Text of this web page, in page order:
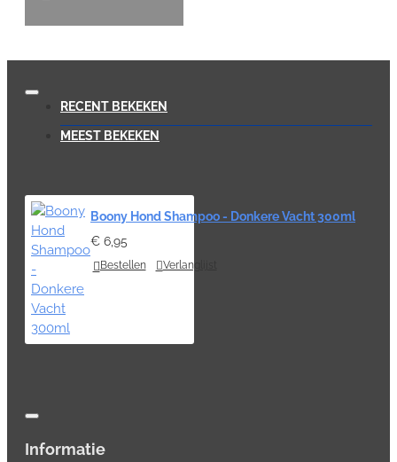
RECENT BEKEKEN
MEEST BEKEKEN
Boony Hond Shampoo - Donkere Vacht 300ml
€ 6,95
Bestellen Verlanglijst
Informatie